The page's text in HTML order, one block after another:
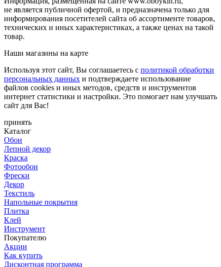
не является публичной офертой, и предназначена только для
информирования посетителей сайта об ассортименте товаров,
технических и иных характеристиках, а также ценах на такой
товар.
Наши магазины на карте
Используя этот сайт, Вы соглашаетесь с политикой обработки
персональных данных и подтверждаете использование
файлов cookies и иных методов, средств и инструментов
интернет статистики и настройки. Это помогает нам улучшать
сайт для Вас!
принять
Каталог
Обои
Лепной декор
Краска
Фотообои
Фрески
Декор
Текстиль
Напольные покрытия
Плитка
Клей
Инструмент
Покупателю
Акции
Как купить
Дисконтная программа